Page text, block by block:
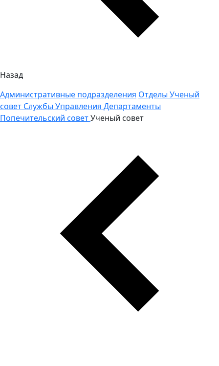
Назад
Административные подразделения Отделы Ученый
совет Службы Управления Департаменты
Попечительский советУченый совет